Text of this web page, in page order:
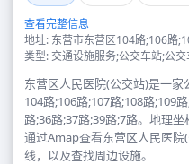
查看完整信息
地址: 东营市东营区104路;106路
类型: 交通设施服务;公交车站;公
东营区人民医院(公交站)是一
104路;106路;107路;108路;109
路;36路;37路;39路;7路。地理
通过Amap查看东营区人民医
线，以及查找周边设施。